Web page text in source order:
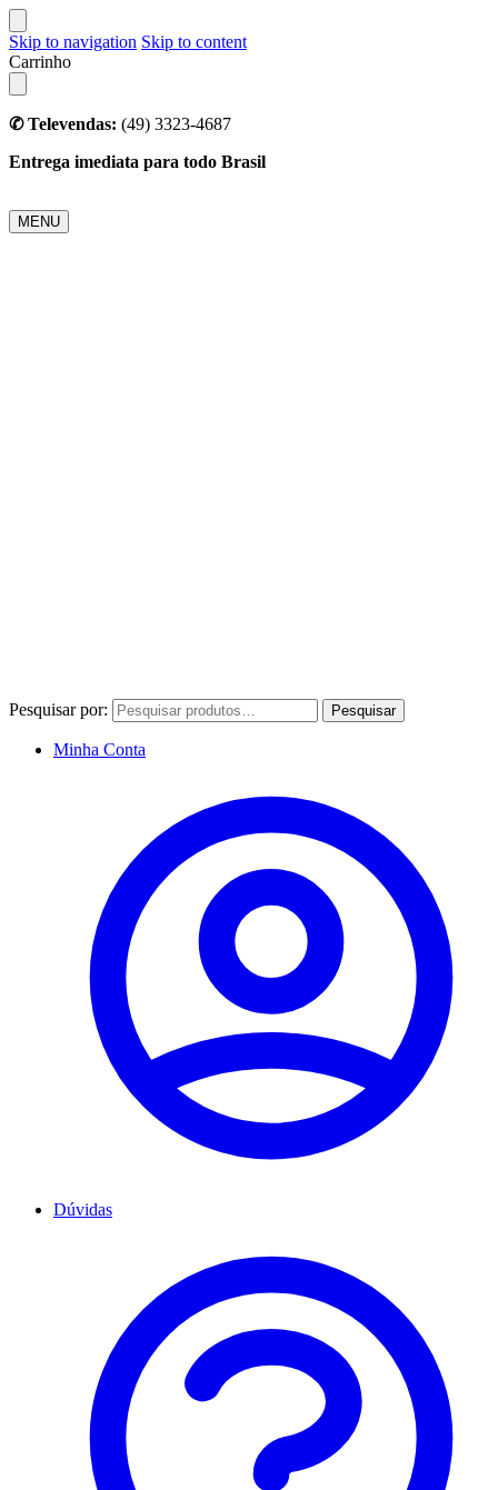
Skip to navigation Skip to content
Carrinho
✆ Televendas: (49) 3323-4687
Entrega imediata para todo Brasil
MENU
Pesquisar por: Pesquisar
Minha Conta
Dúvidas